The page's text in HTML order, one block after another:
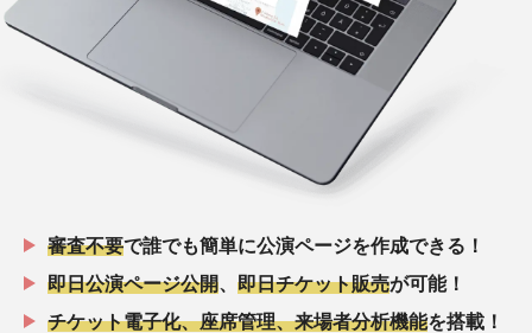
審査不要で誰でも簡単に公演ページを作成できる！
即日公演ページ公開
即日チケット販売が可能！
チケット電子化、座席管理、来場者分析機能を搭載！